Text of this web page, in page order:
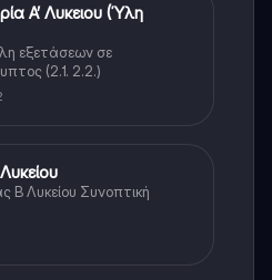
Α’ Λυκειου (Ύλη
εξετάσεων σε
(2.1. 2.2.)
Β Λυκείου Συνοπτική